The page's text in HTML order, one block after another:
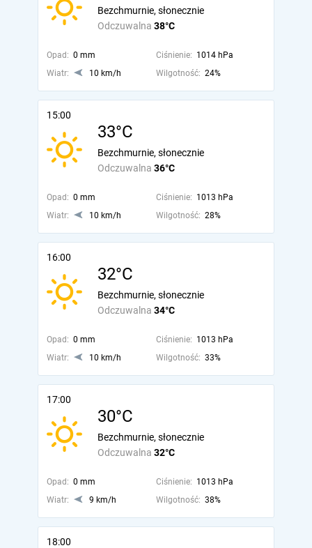
Odczuwalna 38°C
Bezchmurnie, słonecznie
Opad: 0 mm Ciśnienie: 1014 hPa
Wiatr:
10 km/h Wilgotność: 24%
15:00
33°C
Odczuwalna 36°C
Bezchmurnie, słonecznie
Opad: 0 mm Ciśnienie: 1013 hPa
Wiatr:
10 km/h Wilgotność: 28%
16:00
32°C
Odczuwalna 34°C
Bezchmurnie, słonecznie
Opad: 0 mm Ciśnienie: 1013 hPa
Wiatr:
10 km/h Wilgotność: 33%
17:00
30°C
Odczuwalna 32°C
Bezchmurnie, słonecznie
Opad: 0 mm Ciśnienie: 1013 hPa
Wiatr:
9 km/h Wilgotność: 38%
18:00